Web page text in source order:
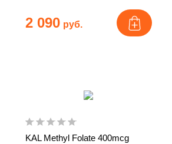
2 090 руб.
KAL Methyl Folate 400mcg